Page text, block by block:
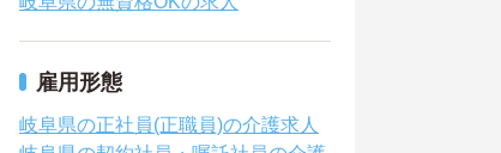
雇用形態
岐阜県の正社員(正職員)の介護求人